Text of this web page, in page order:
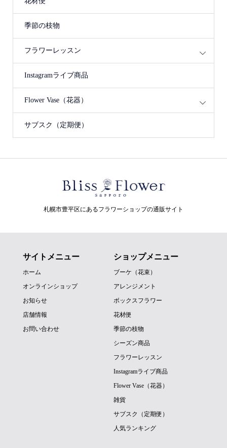
季節の枝物
フラワーレッスン
Instagramライブ商品
Flower Vase（花器）
サブスク（定期便）
札幌市豊平区にあるフラワーショップの通販サイト
サイトメニュー
ホーム
オンラインショップ
お知らせ
店舗情報
お問い合わせ
ショップメニュー
ブーケ（花束）
アレンジメント
ボックスフラワー
花材便
季節の枝物
シーズン商品
フラワーレッスン
Instagramライブ商品
Flower Vase（花器）
雑貨
サブスク（定期便）
人気ランキング